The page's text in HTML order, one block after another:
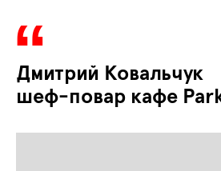
Дмитрий Ковальчук
шеф-повар кафе